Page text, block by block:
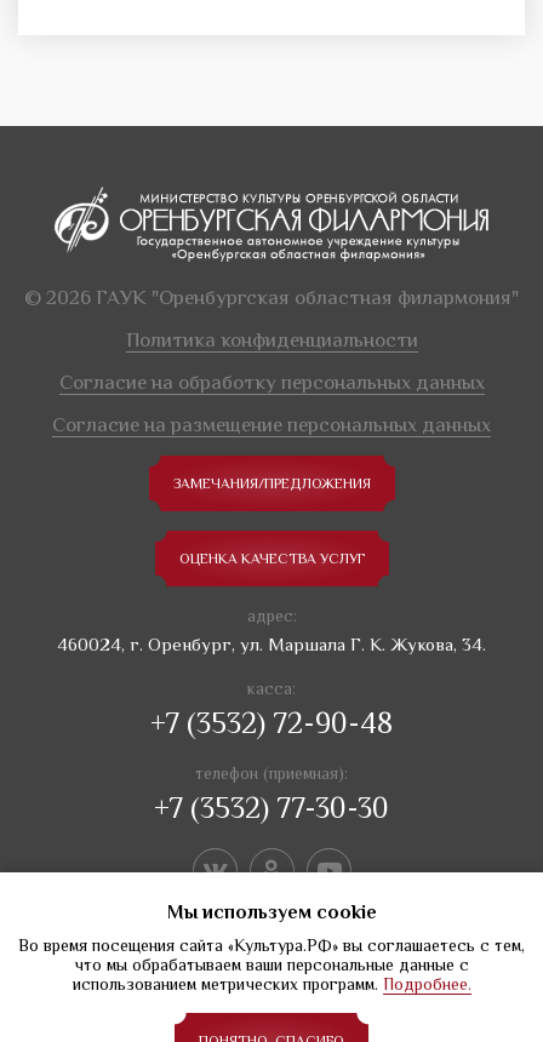
Мы используем сookie
Во время посещения сайта «Культура.РФ» вы соглашаетесь с тем,
что мы обрабатываем ваши персональные данные с
использованием метрических программ. Подробнее.
© 2026 ГАУК "Оренбургская областная филармония"
Политика конфиденциальности
Согласие на обработку персональных данных
Согласие на размещение персональных данных
ЗАМЕЧАНИЯ/ПРЕДЛОЖЕНИЯ
ОЦЕНКА КАЧЕСТВА УСЛУГ
адрес:
460024, г. Оренбург, ул. Маршала Г. К. Жукова, 34.
касса:
+7 (3532) 72-90-48
телефон (приемная):
+7 (3532) 77-30-30
Создание сайтов Веб-студия Веста